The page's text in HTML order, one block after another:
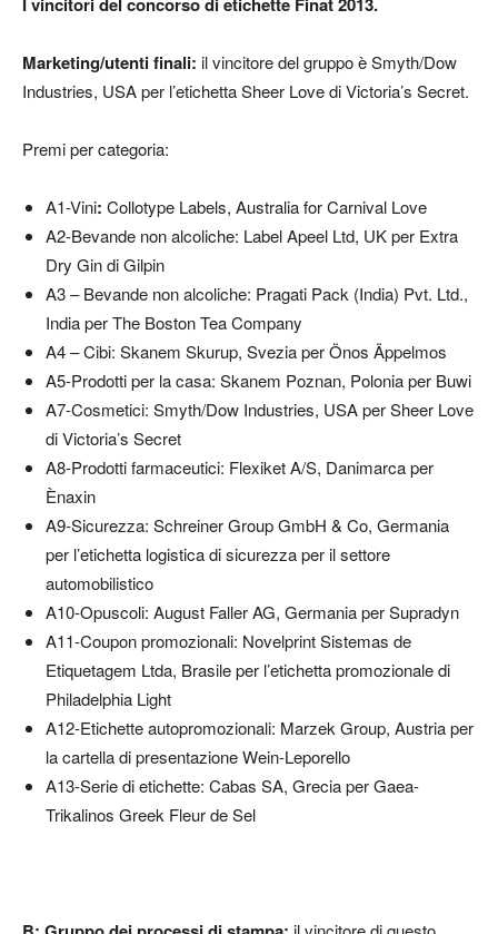
Marketing/utenti finali: il vincitore del gruppo è Smyth/Dow
Industries, USA per l’etichetta Sheer Love di Victoria’s Secret.
Premi per categoria:
A1-Vini: Collotype Labels, Australia for Carnival Love
A2-Bevande non alcoliche: Label Apeel Ltd, UK per Extra
Dry Gin di Gilpin
A3 – Bevande non alcoliche: Pragati Pack (India) Pvt. Ltd.,
India per The Boston Tea Company
A4 – Cibi: Skanem Skurup, Svezia per Önos Äppelmos
A5-Prodotti per la casa: Skanem Poznan, Polonia per Buwi
A7-Cosmetici: Smyth/Dow Industries, USA per Sheer Love
di Victoria’s Secret
A8-Prodotti farmaceutici: Flexiket A/S, Danimarca per
Ènaxin
A9-Sicurezza: Schreiner Group GmbH & Co, Germania
per l’etichetta logistica di sicurezza per il settore
automobilistico
A10-Opuscoli: August Faller AG, Germania per Supradyn
A11-Coupon promozionali: Novelprint Sistemas de
Etiquetagem Ltda, Brasile per l’etichetta promozionale di
Philadelphia Light
A12-Etichette autopromozionali: Marzek Group, Austria per
la cartella di presentazione Wein-Leporello
A13-Serie di etichette: Cabas SA, Grecia per Gaea-
Trikalinos Greek Fleur de Sel